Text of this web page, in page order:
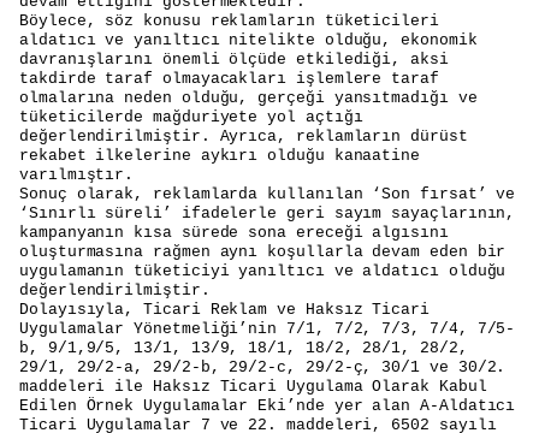
Böylece, söz konusu reklamların tüketicileri
aldatıcı ve yanıltıcı nitelikte olduğu, ekonomik
davranışlarını önemli ölçüde etkilediği, aksi
takdirde taraf olmayacakları işlemlere taraf
olmalarına neden olduğu, gerçeği yansıtmadığı ve
tüketicilerde mağduriyete yol açtığı
değerlendirilmiştir. Ayrıca, reklamların dürüst
rekabet ilkelerine aykırı olduğu kanaatine
varılmıştır.
Sonuç olarak, reklamlarda kullanılan ‘Son fırsat’ ve
‘Sınırlı süreli’ ifadelerle geri sayım sayaçlarının,
kampanyanın kısa sürede sona ereceği algısını
oluşturmasına rağmen aynı koşullarla devam eden bir
uygulamanın tüketiciyi yanıltıcı ve aldatıcı olduğu
değerlendirilmiştir.
Dolayısıyla, Ticari Reklam ve Haksız Ticari
Uygulamalar Yönetmeliği’nin 7/1, 7/2, 7/3, 7/4, 7/5-
b, 9/1,9/5, 13/1, 13/9, 18/1, 18/2, 28/1, 28/2,
29/1, 29/2-a, 29/2-b, 29/2-c, 29/2-ç, 30/1 ve 30/2.
maddeleri ile Haksız Ticari Uygulama Olarak Kabul
Edilen Örnek Uygulamalar Eki’nde yer alan A-Aldatıcı
Ticari Uygulamalar 7 ve 22. maddeleri, 6502 sayılı